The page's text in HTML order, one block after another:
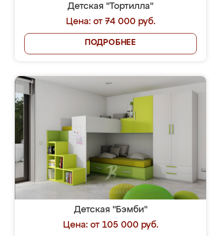
Детская "Тортилла"
Цена: от 74 000 руб.
ПОДРОБНЕЕ
Детская "Бэмби"
Цена: от 105 000 руб.